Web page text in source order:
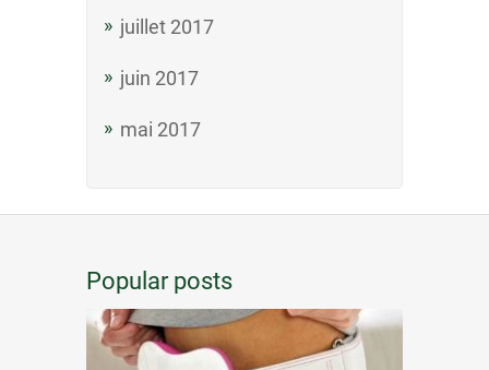
juillet 2017
juin 2017
mai 2017
Popular posts